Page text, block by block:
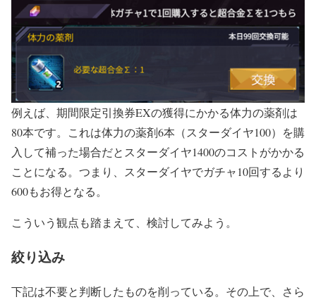
例えば、期間限定引換券EXの獲得にかかる体力の薬剤は
80本です。これは体力の薬剤6本（スターダイヤ100）を購
入して補った場合だとスターダイヤ1400のコストがかかる
ことになる。つまり、スターダイヤでガチャ10回するより
600もお得となる。
こういう観点も踏まえて、検討してみよう。
絞り込み
下記は不要と判断したものを削っている。その上で、さら